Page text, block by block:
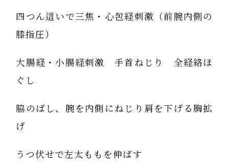
四つん這いで三焦・心包経刺激（前腕内側の
膝指圧）
大腸経・小腸経刺激 手首ねじり 全経絡ほ
ぐし
脇のばし、腕を内側にねじり肩を下げる胸拡
げ
うつ伏せで左太ももを伸ばす